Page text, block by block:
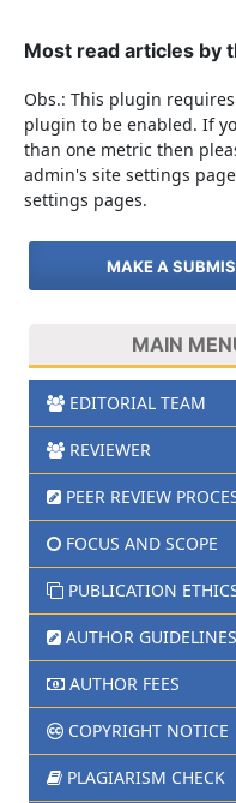
Most read articles by
Obs.: This plugin
plugin to be enabled. If
than one metric then
admin's site settings
settings pages.
MAKE A
MAIN
EDITORIAL TEAM
REVIEWER
PEER REVIEW
FOCUS AND SCOPE
PUBLICATION
AUTHOR GUIDELINES
AUTHOR FEES
COPYRIGHT NOTICE
PLAGIARISM CHECK